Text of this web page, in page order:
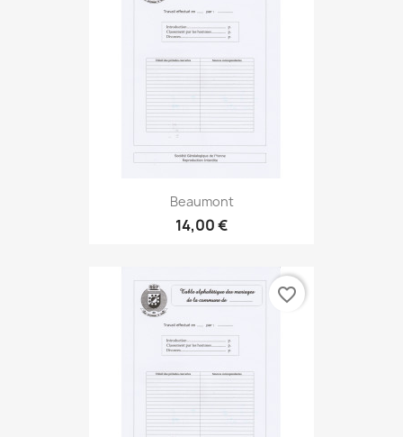
Beaumont
14,00 €
favorite_border